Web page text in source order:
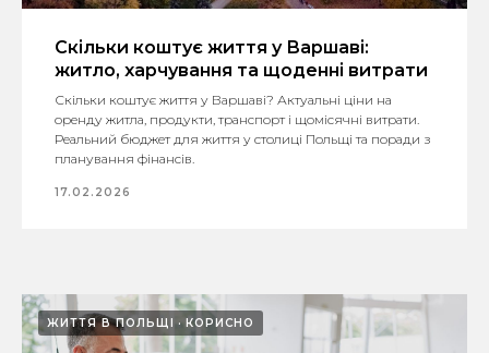
Скільки коштує життя у Варшаві:
житло, харчування та щоденні витрати
Скільки коштує життя у Варшаві? Актуальні ціни на
оренду житла, продукти, транспорт і щомісячні витрати.
Реальний бюджет для життя у столиці Польщі та поради з
планування фінансів.
17.02.2026
ЖИТТЯ В ПОЛЬЩІ КОРИСНО